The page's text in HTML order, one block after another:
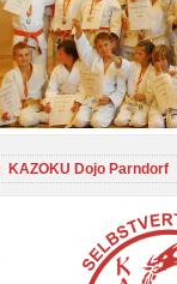
KAZOKU Dojo Parndorf